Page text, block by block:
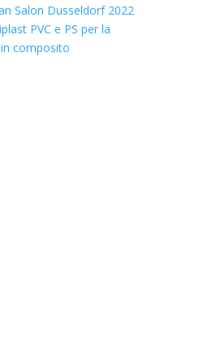
Salon Dusseldorf 2022
PVC e PS per la
composito